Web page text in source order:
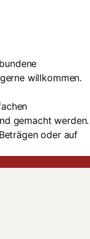
willkommen.
gemacht werden.
oder auf